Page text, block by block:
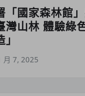
「國家森林館
灣山林 體驗綠
月 7, 2025